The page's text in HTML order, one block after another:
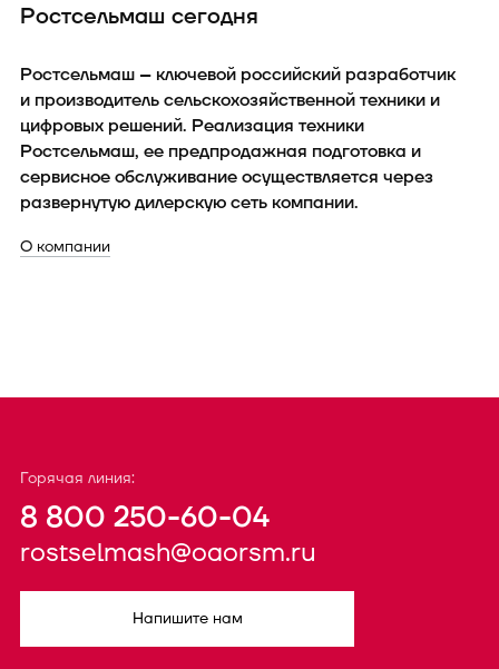
Ростсельмаш сегодня
Ростсельмаш – ключевой российский разработчик
и производитель сельскохозяйственной техники и
цифровых решений. Реализация техники
Ростсельмаш, ее предпродажная подготовка и
сервисное обслуживание осуществляется через
развернутую дилерскую сеть компании.
О компании
Горячая линия:
8 800 250-60-04
rostselmash@oaorsm.ru
Напишите нам